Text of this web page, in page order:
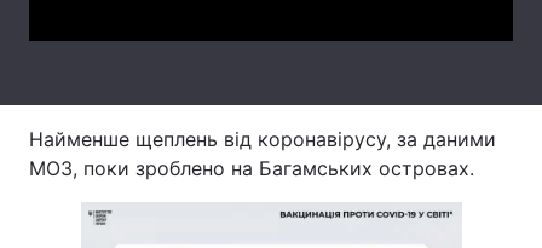
Тема оформлення
Найменше щеплень від коронавірусу, за даними
МОЗ, поки зроблено на Багамських островах.